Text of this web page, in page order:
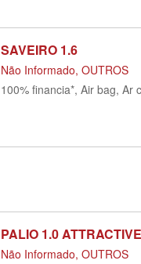
SAVEIRO 1.6
Não Informado, OUTROS
100% financia*, Air bag, Ar
PALIO 1.0 ATTRACTIVE
Não Informado, OUTROS